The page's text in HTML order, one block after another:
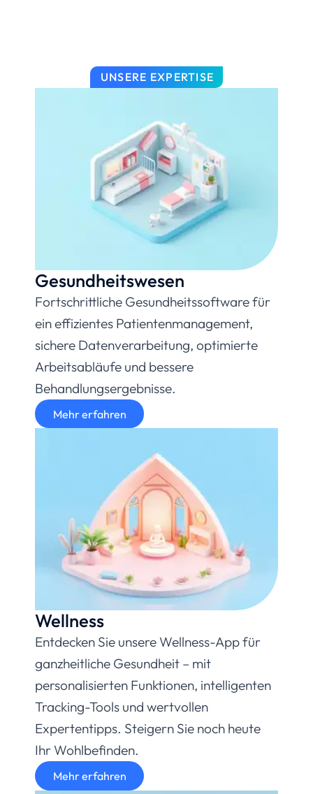
UNSERE EXPERTISE
Gesundheitswesen
Fortschrittliche Gesundheitssoftware für
ein effizientes Patientenmanagement,
sichere Datenverarbeitung, optimierte
Arbeitsabläufe und bessere
Behandlungsergebnisse.
Mehr erfahren
Wellness
Entdecken Sie unsere Wellness-App für
ganzheitliche Gesundheit – mit
personalisierten Funktionen, intelligenten
Tracking-Tools und wertvollen
Expertentipps. Steigern Sie noch heute
Ihr Wohlbefinden.
Mehr erfahren